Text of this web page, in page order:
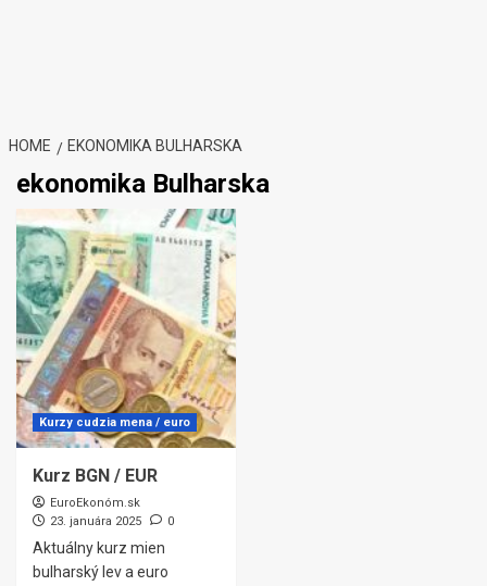
HOME EKONOMIKA BULHARSKA
ekonomika Bulharska
Kurzy cudzia mena / euro
Kurz BGN / EUR
EuroEkonóm.sk
23. januára 2025
0
Aktuálny kurz mien
bulharský lev a euro